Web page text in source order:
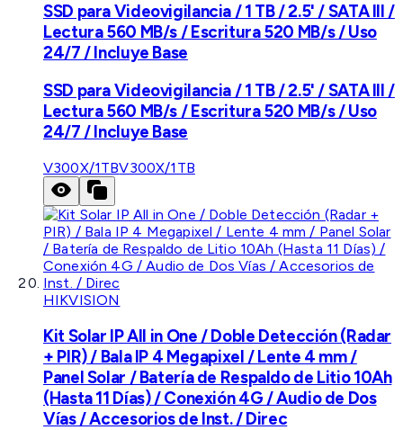
SSD para Videovigilancia / 1 TB / 2.5' / SATA III /
Lectura 560 MB/s / Escritura 520 MB/s / Uso
24/7 / Incluye Base
SSD para Videovigilancia / 1 TB / 2.5' / SATA III /
Lectura 560 MB/s / Escritura 520 MB/s / Uso
24/7 / Incluye Base
V300X/1TBV300X/1TB
HIKVISION
Kit Solar IP All in One / Doble Detección (Radar
+ PIR) / Bala IP 4 Megapixel / Lente 4 mm /
Panel Solar / Batería de Respaldo de Litio 10Ah
(Hasta 11 Días) / Conexión 4G / Audio de Dos
Vías / Accesorios de Inst. / Direc